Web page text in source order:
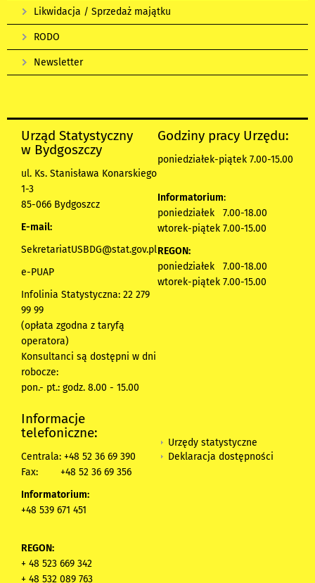
Likwidacja / Sprzedaż majątku
RODO
Newsletter
Urząd Statystyczny
w Bydgoszczy
ul. Ks. Stanisława Konarskiego
1-3
85-066 Bydgoszcz
E-mail:
SekretariatUSBDG@stat.gov.pl
e-PUAP
Infolinia Statystyczna: 22 279
99 99
(opłata zgodna z taryfą
operatora)
Konsultanci są dostępni w dni
robocze:
pon.- pt.: godz. 8.00 - 15.00
Godziny pracy Urzędu:
poniedziałek-piątek 7.00-15.00
Informatorium:
poniedziałek 7.00-18.00
wtorek-piątek 7.00-15.00
REGON:
poniedziałek 7.00-18.00
wtorek-piątek 7.00-15.00
Informacje
telefoniczne:
Centrala: +48 52 36 69 390
Fax:
+48 52 36 69 356
Informatorium:
+48 539 671 451
REGON:
+ 48 523 669 342
+ 48 532 089 763
Urzędy statystyczne
Deklaracja dostępności